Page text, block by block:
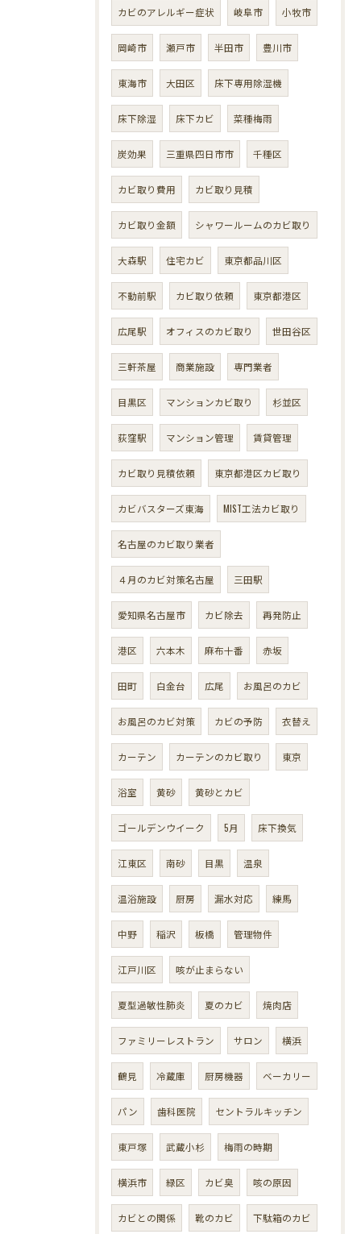
カビのアレルギー症状 岐阜市 小牧市
岡崎市 瀬戸市 半田市 豊川市
東海市 大田区 床下専用除湿機
床下除湿 床下カビ 菜種梅雨
炭効果 三重県四日市市 千種区
カビ取り費用 カビ取り見積
カビ取り金額 シャワールームのカビ取り
大森駅 住宅カビ 東京都品川区
不動前駅 カビ取り依頼 東京都港区
広尾駅 オフィスのカビ取り 世田谷区
三軒茶屋 商業施設 専門業者
目黒区 マンションカビ取り 杉並区
荻窪駅 マンション管理 賃貸管理
カビ取り見積依頼 東京都港区カビ取り
カビバスターズ東海 MIST工法カビ取り
名古屋のカビ取り業者
４月のカビ対策名古屋 三田駅
愛知県名古屋市 カビ除去 再発防止
港区 六本木 麻布十番 赤坂
田町 白金台 広尾 お風呂のカビ
お風呂のカビ対策 カビの予防 衣替え
カーテン カーテンのカビ取り 東京
浴室 黄砂 黄砂とカビ
ゴールデンウイーク 5月 床下換気
江東区 南砂 目黒 温泉
温浴施設 厨房 漏水対応 練馬
中野 稲沢 板橋 管理物件
江戸川区 咳が止まらない
夏型過敏性肺炎 夏のカビ 焼肉店
ファミリーレストラン サロン 横浜
鶴見 冷蔵庫 厨房機器 ベーカリー
パン 歯科医院 セントラルキッチン
東戸塚 武蔵小杉 梅雨の時期
横浜市 緑区 カビ臭 咳の原因
カビとの関係 靴のカビ 下駄箱のカビ